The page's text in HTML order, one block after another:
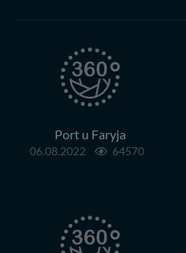
Port u Faryja
06.08.2022 64570
Wiejska 17, 11-500 Giżycko.
skontaktować się za
W każdej chwili możesz:
zabronić ich przetwarzania.
zawsze jest możliwe
praw w odniesieniu do
cookies. Twoja
zrobić za Ciebie.
Dziękujemy, i życzmy